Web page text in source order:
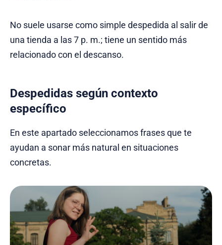
No suele usarse como simple despedida al salir de
una tienda a las 7 p. m.; tiene un sentido más
relacionado con el descanso.
Despedidas según contexto
específico
En este apartado seleccionamos frases que te
ayudan a sonar más natural en situaciones
concretas.